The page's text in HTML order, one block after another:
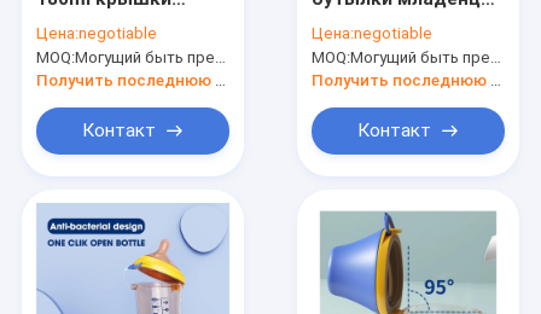
бутылки
пластиковой PPSU
анти- колики 240ml
Цена:negotiable
MOQ:Могущий быть предметом переговоров
Контакт
сальто колики
пластиковые PPSU
голубые питаясь
Цена:negotiable
MOQ:Могущий быть предметом переговоров
Контакт